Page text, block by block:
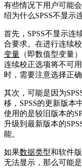
有些情况下用户可能
绍为什么SPSS不显示
首先，SPSS不显示连
合要求。在进行连续
变量 （即数值型变量
连续校正选项将不可
时，需要注意选择正
其次，可能是因为
移，SPSS的更新版本
使用的是较旧版本的
升级到最新版本的
能。
如果数据类型和软件
无法显示，那么可能